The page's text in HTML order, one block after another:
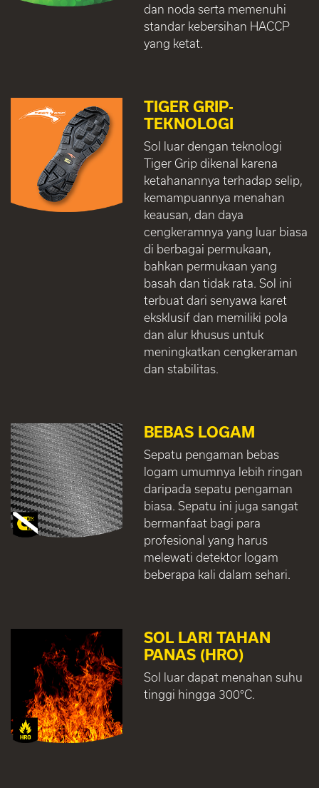
dan noda serta memenuhi
standar kebersihan HACCP
yang ketat.
TIGER GRIP-
TEKNOLOGI
Sol luar dengan teknologi
Tiger Grip dikenal karena
ketahanannya terhadap selip,
kemampuannya menahan
keausan, dan daya
cengkeramnya yang luar biasa
di berbagai permukaan,
bahkan permukaan yang
basah dan tidak rata. Sol ini
terbuat dari senyawa karet
eksklusif dan memiliki pola
dan alur khusus untuk
meningkatkan cengkeraman
dan stabilitas.
BEBAS LOGAM
Sepatu pengaman bebas
logam umumnya lebih ringan
daripada sepatu pengaman
biasa. Sepatu ini juga sangat
bermanfaat bagi para
profesional yang harus
melewati detektor logam
beberapa kali dalam sehari.
SOL LARI TAHAN
PANAS (HRO)
Sol luar dapat menahan suhu
tinggi hingga 300°C.